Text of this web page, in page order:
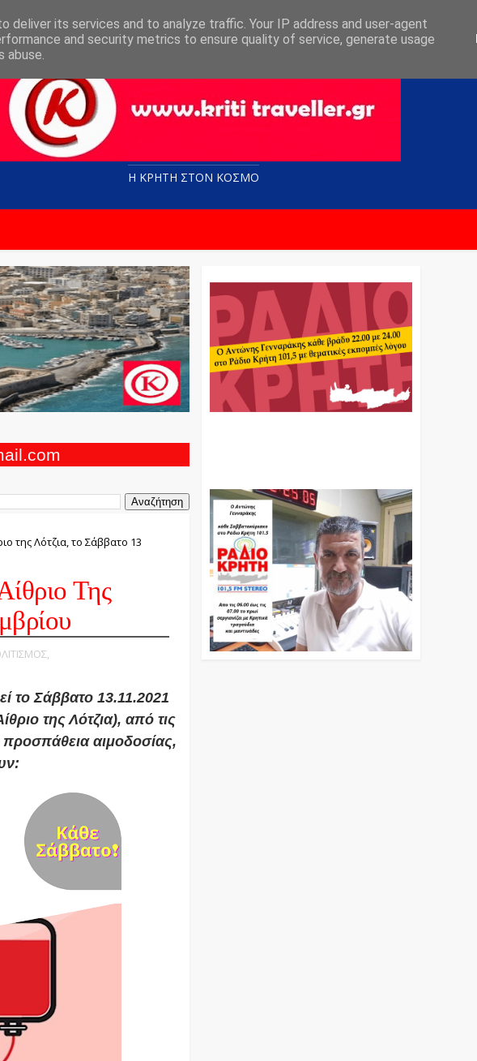
Η ΚΡΗΤΗ ΣΤΟN KOΣΜΟ
της Λότζια, το Σάββατο 13
Της
το Σάββατο 13.11.2021
της Λότζια), από τις
προσπάθεια αιμοδοσίας,
deliver its services and to analyze traffic. Your IP address and user-agent
and security metrics to ensure quality of service, generate usage
abuse.